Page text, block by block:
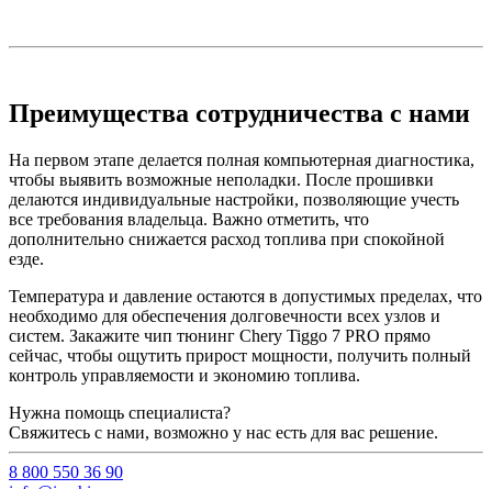
Преимущества сотрудничества с нами
На первом этапе делается полная компьютерная диагностика,
чтобы выявить возможные неполадки. После прошивки
делаются индивидуальные настройки, позволяющие учесть
все требования владельца. Важно отметить, что
дополнительно снижается расход топлива при спокойной
езде.
Температура и давление остаются в допустимых пределах, что
необходимо для обеспечения долговечности всех узлов и
систем. Закажите чип тюнинг Chery Tiggo 7 PRO прямо
сейчас, чтобы ощутить прирост мощности, получить полный
контроль управляемости и экономию топлива.
Нужна помощь специалиста?
Свяжитесь с нами, возможно у нас есть для вас решение.
8 800 550 36 90